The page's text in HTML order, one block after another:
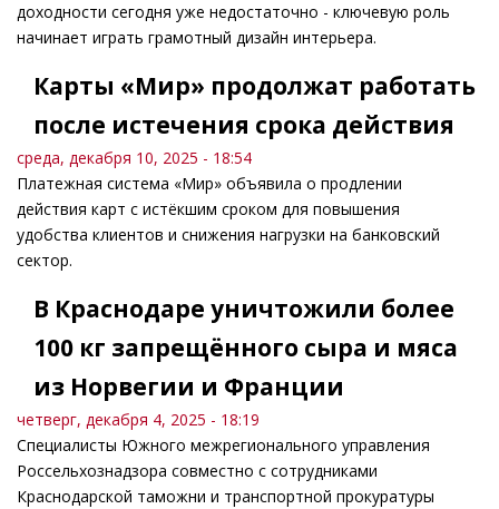
доходности сегодня уже недостаточно - ключевую роль
начинает играть грамотный дизайн интерьера.
Карты «Мир» продолжат работать
после истечения срока действия
среда, декабря 10, 2025 - 18:54
Платежная система «Мир» объявила о продлении
действия карт с истёкшим сроком для повышения
удобства клиентов и снижения нагрузки на банковский
сектор.
В Краснодаре уничтожили более
100 кг запрещённого сыра и мяса
из Норвегии и Франции
четверг, декабря 4, 2025 - 18:19
Специалисты Южного межрегионального управления
Россельхознадзора совместно с сотрудниками
Краснодарской таможни и транспортной прокуратуры